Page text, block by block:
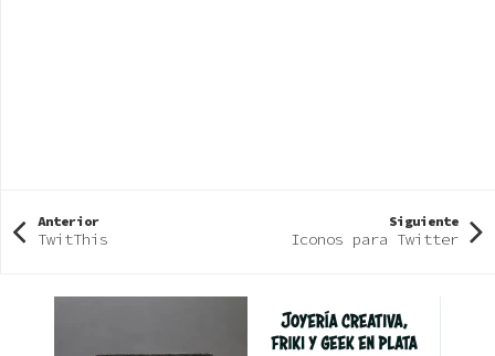
Anterior
TwitThis
Siguiente
Iconos para Twitter